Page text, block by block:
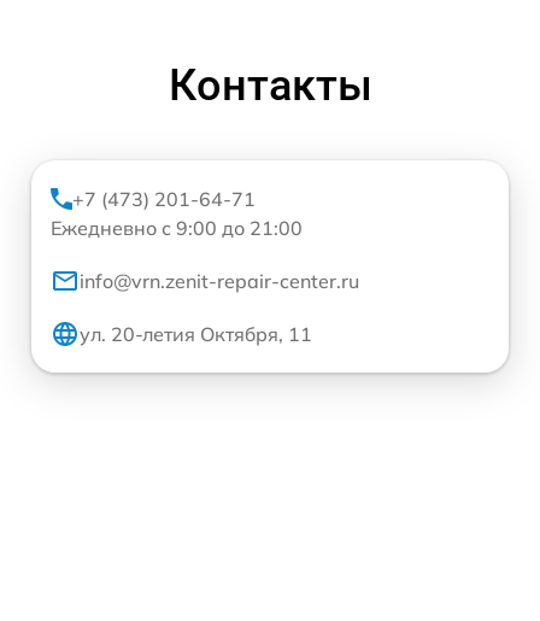
Контакты
+7 (473) 201-64-71
Ежедневно с 9:00 до 21:00
info@vrn.zenit-repair-center.ru
ул. 20-летия Октября, 11